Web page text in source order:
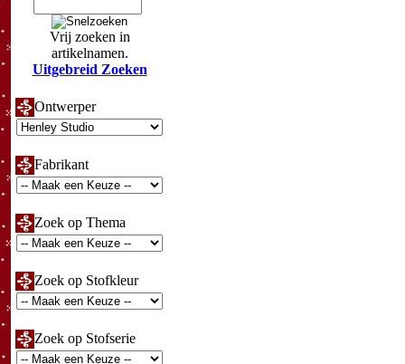
Vrij zoeken in
artikelnamen.
Uitgebreid Zoeken
Ontwerper
Fabrikant
Zoek op Thema
Zoek op Stofkleur
Zoek op Stofserie